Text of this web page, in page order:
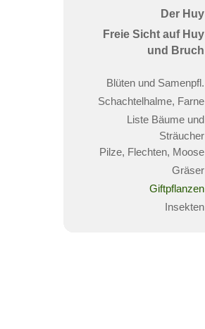
Der Huy
Freie Sicht auf Huy
und Bruch
Blüten und Samenpfl.
Schachtelhalme, Farne
Liste Bäume und
Sträucher
Pilze, Flechten, Moose
Gräser
Giftpflanzen
Insekten